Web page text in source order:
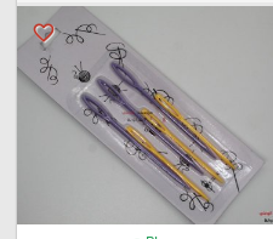
favorite_border